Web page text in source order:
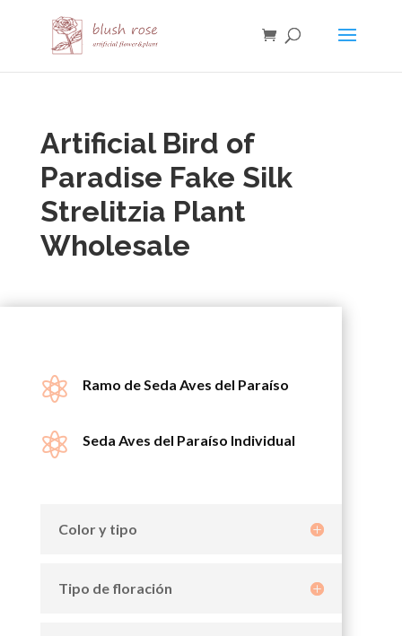
Artificial Bird of
Paradise Fake Silk
Strelitzia Plant
Wholesale
 Ramo de Seda Aves del Paraíso
 Seda Aves del Paraíso Individual
Color y tipo
Tipo de floración